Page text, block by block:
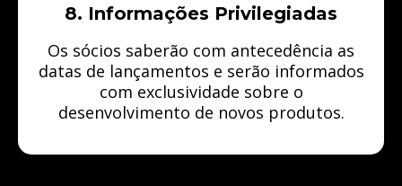
8. Informações Privilegiadas
Os sócios saberão com antecedência as
datas de lançamentos e serão informados
com exclusividade sobre o
desenvolvimento de novos produtos.